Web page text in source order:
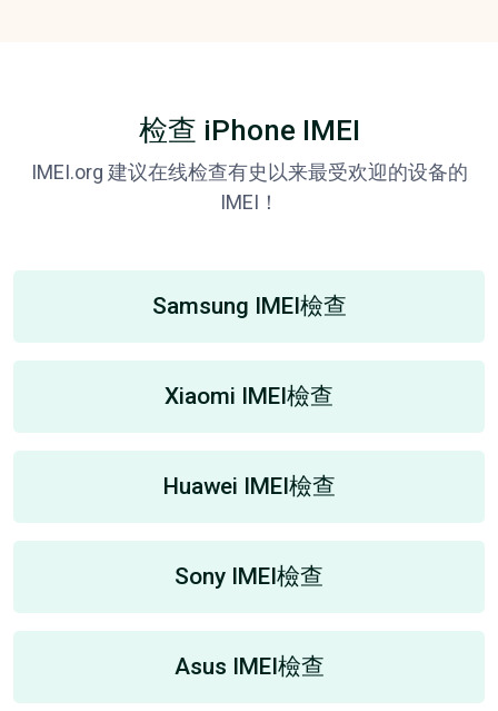
检查 iPhone IMEI
IMEI.org 建议在线检查有史以来最受欢迎的设备的
IMEI！
Samsung IMEI檢查
Xiaomi IMEI檢查
Huawei IMEI檢查
Sony IMEI檢查
Asus IMEI檢查